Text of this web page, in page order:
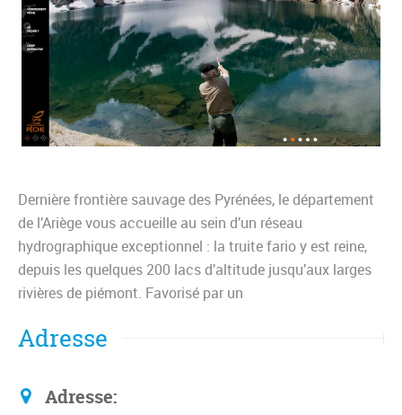
Dernière frontière sauvage des Pyrénées, le département
de l’Ariège vous accueille au sein d’un réseau
hydrographique exceptionnel : la truite fario y est reine,
depuis les quelques 200 lacs d’altitude jusqu’aux larges
rivières de piémont. Favorisé par un
Adresse
Adresse: